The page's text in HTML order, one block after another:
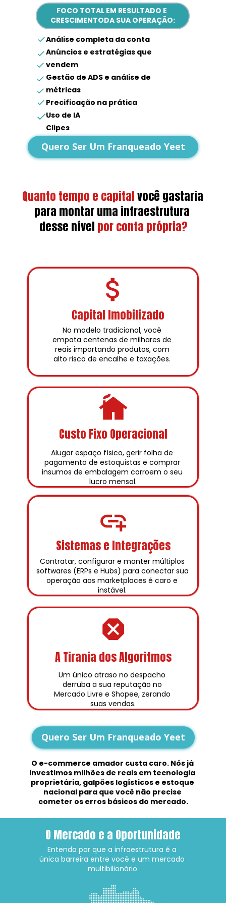
FOCO TOTAL EM RESULTADO E
CRESCIMENTODA SUA OPERAÇÃO:
Análise completa da conta
Anúncios e estratégias que
vendem
Gestão de ADS e análise de
métricas
Precificação na prática
Uso de IA
Clipes
Quero Ser Um Franqueado Yeet
Quanto tempo e capitalvocê gastaria
para montar uma infraestrutura
desse nível por conta própria?
Capital Imobilizado
Custo Fixo Operacional
Sistemas e Integrações
A Tirania dos Algoritmos
No modelo tradicional, você
empata centenas de milhares de
reais importando produtos, com
alto risco de encalhe e taxações.
Alugar espaço físico, gerir folha de
pagamento de estoquistas e comprar
insumos de embalagem corroem o seu
lucro mensal.
Contratar, configurar e manter múltiplos
softwares (ERPs e Hubs) para conectar sua
operação aos marketplaces é caro e
instável.
Um único atraso no despacho
derruba a sua reputação no
Mercado Livre e Shopee, zerando
suas vendas.
O e-commerce amador custa caro. Nós já
investimos milhões de reais em tecnologia
proprietária, galpões logísticos e estoque
nacional para que você não precise
cometer os erros básicos do mercado.
Quero Ser Um Franqueado Yeet
O Mercado e a Oportunidade
Entenda por que a infraestrutura é a
única barreira entre você e um mercado
multibilionário.